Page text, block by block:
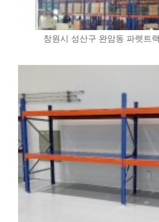
창원시 성산구 완암동 파렛트